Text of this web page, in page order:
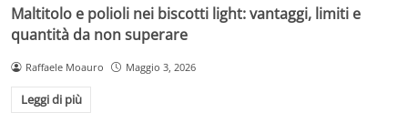
Maltitolo e polioli nei biscotti light: vantaggi, limiti e
quantità da non superare
Raffaele Moauro Maggio 3, 2026
Leggi di più